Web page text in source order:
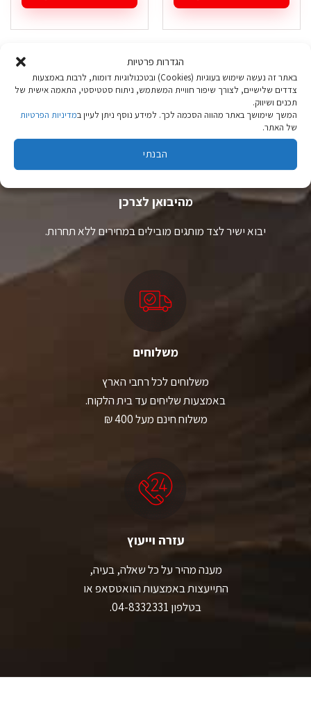
הגדרות פרטיות
באתר זה נעשה שימוש בעוגיות (Cookies) ובטכנולוגיות דומות, לרבות באמצעות
צדדים שלישיים, לצורך שיפור חוויית המשתמש, ניתוח סטטיסטי, התאמה אישית של
תכנים ושיווק.
המשך שימושך באתר מהווה הסכמה לכך. למידע נוסף ניתן לעיין במדיניות הפרטיות
של האתר.
הבנתי
למוצר
זה
ניתן
לבחור
את
האפשרויות
בעמוד
למוצר
זה
סוגים.
ניתן
לבחור
האפשרויות
מהיבואן לצרכן
יבוא ישיר לצד מותגים מובילים במחירים ללא תחרות.
משלוחים
משלוחים לכל רחבי הארץ
באמצעות שליחים עד בית הלקוח.
משלוח חינם מעל 400 ₪
עזרה וייעוץ
מענה מהיר על כל שאלה, בעיה,
התייעצות באמצעות הוואטסאפ או
בטלפון 04-8332331.